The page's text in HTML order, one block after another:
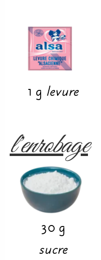
1 g levure
l'enrobage
30 g
sucre